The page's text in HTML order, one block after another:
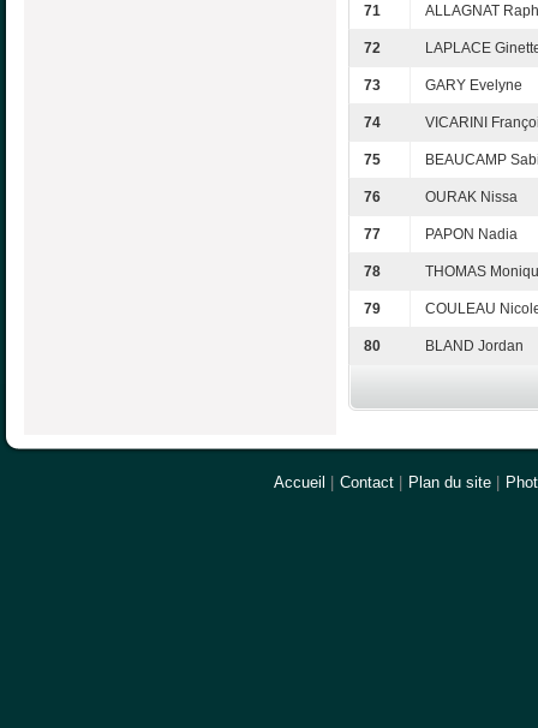
71 ALLAGNAT
72 LAPLACE
73 GARY Evelyne
74 VICARINI
75 BEAUCAMP
76 OURAK Nissa
77 PAPON Nadia
78 THOMAS
79 COULEAU
80 BLAND Jordan
Accueil Contact Plan du site